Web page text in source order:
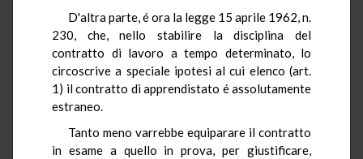
D'altra parte, é ora la legge 15 aprile 1962, n.
230, che, nello stabilire la disciplina del
contratto di lavoro a tempo determinato, lo
circoscrive a speciale ipotesi al cui elenco (art.
1) il contratto di apprendistato é assolutamente
estraneo.
Tanto meno varrebbe equiparare il contratto
in esame a quello in prova, per giustificare,